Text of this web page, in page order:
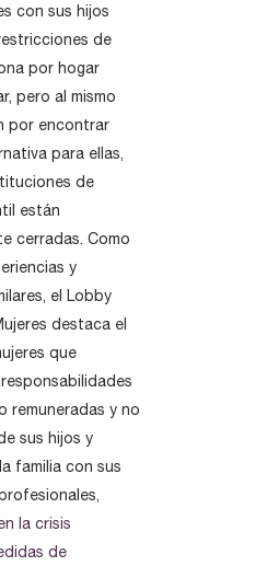
con sus hijos
de
por hogar
pero al mismo
por encontrar
para ellas,
de
están
cerradas. Como
y
el Lobby
destaca el
que
remuneradas y no
sus hijos y
familia con sus
la crisis
de